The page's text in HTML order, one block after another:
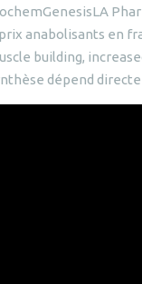
anabolisants en
building,
dépend